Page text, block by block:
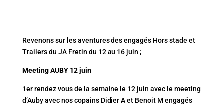
Revenons sur les aventures des engagés Hors stade et
Trailers du JA Fretin du 12 au 16 juin ;
Meeting AUBY 12 juin
1er rendez vous de la semaine le 12 juin avec le meeting
d’Auby avec nos copains Didier A et Benoit M engagés